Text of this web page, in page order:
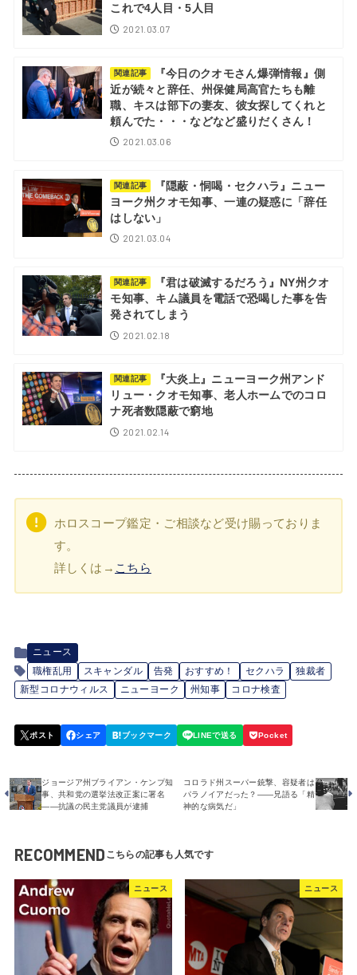
これで4人目・5人目
2021.03.07
関連記事
『今日のクオモさん爆弾情報』側
近が続々と辞任、州保健局高官たちも離
職、キスは部下の妻友、彼女探してくれと
頼んでた・・・などなど盛りだくさん！
2021.03.06
関連記事
『隠蔽・恫喝・セクハラ』ニュー
ヨーク州クオモ知事、一連の疑惑に「辞任
はしない」
2021.03.04
関連記事
『君は破滅するだろう』NY州クオ
モ知事、キム議員を電話で恐喝した事を告
発されてしまう
2021.02.18
関連記事
『大炎上』ニューヨーク州アンド
リュー・クオモ知事、老人ホームでのコロ
ナ死者数隠蔽で窮地
2021.02.14
ホロスコープ鑑定・ご相談など受け賜っておりま
す。
詳しくは→ こちら
ニュース
職権乱用
スキャンダル 告発 おすすめ！ セクハラ
独裁者
新型コロナウィルス
ニューヨーク 州知事 コロナ検査
ジョージア州ブライアン・ケンプ知
事、共和党の選挙法改正案に署名
――抗議の民主党議員が逮捕
コロラド州スーパー銃撃、容疑者は
パラノイアだった？――兄語る「精
神的な病気だ」
RECOMMEND
ニュース ニュース